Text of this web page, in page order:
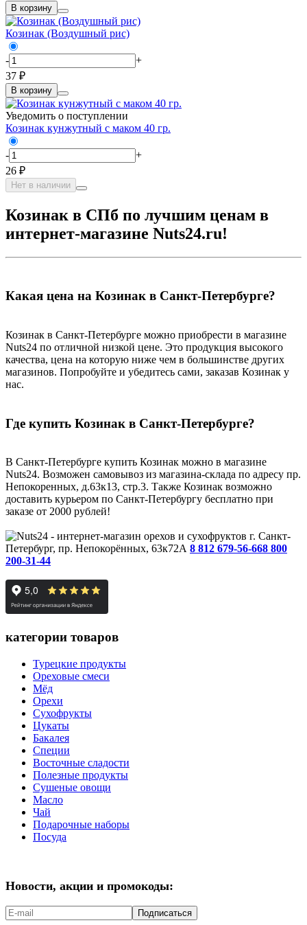
В корзину
Козинак (Воздушный рис)
-
+
37 ₽
В корзину
Уведомить о поступлении
Козинак кунжутный с маком 40 гр.
-
+
26 ₽
Нет в наличии
Козинак в СПб по лучшим ценам в
интернет-магазине Nuts24.ru!
Какая цена на Козинак в Санкт-Петербурге?
Козинак в Санкт-Петербурге можно приобрести в магазине
Nuts24 по отличной низкой цене. Это продукция высокого
качества, цена на которую ниже чем в большинстве других
магазинов. Попробуйте и убедитесь сами, заказав Козинак у
нас.
Где купить Козинак в Санкт-Петербурге?
В Санкт-Петербурге купить Козинак можно в магазине
Nuts24. Возможен самовывоз из магазина-склада по адресу пр.
Непокоренных, д.63к13, стр.3. Также Козинак возможно
доставить курьером по Санкт-Петербургу бесплатно при
заказе от 2000 рублей!
г. Санкт-
Петербург, пр. Непокорённых, 63к72А 8 812 679-56-668 800
200-31-44
категории товаров
Турецкие продукты
Ореховые смеси
Мёд
Орехи
Сухофрукты
Цукаты
Бакалея
Специи
Восточные сладости
Полезные продукты
Сушеные овощи
Масло
Чай
Подарочные наборы
Посуда
Новости, акции и промокоды:
Подписаться